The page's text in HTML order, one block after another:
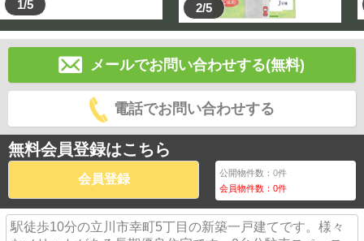
1/5 2/5
メールでお問い合わせする(無料)
電話でお問い合わせする
無料会員登録はこちら
会員登録 公開物件数：0件
会員物件数：0件
駅徒歩10分の立川市幸町5丁目の新築一戸建てです。様々